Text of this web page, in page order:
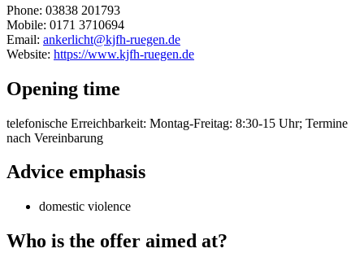
Phone: 03838 201793
Mobile: 0171 3710694
Email: ankerlicht@kjfh-ruegen.de
Website: https://www.kjfh-ruegen.de
Opening time
telefonische Erreichbarkeit: Montag-Freitag: 8:30-15 Uhr; Termine
nach Vereinbarung
Advice emphasis
domestic violence
Who is the offer aimed at?